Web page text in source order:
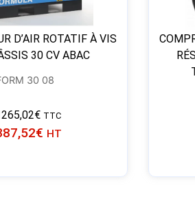
D’AIR ROTATIF À VIS
30 CV ABAC
30 08
€ TTC
€ HT